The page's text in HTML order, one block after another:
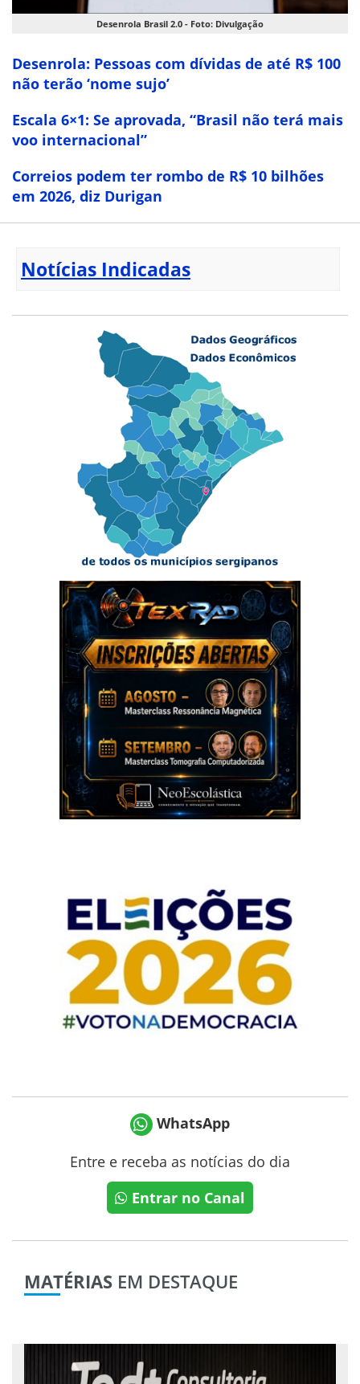
Desenrola Brasil 2.0 - Foto: Divulgação
Desenrola: Pessoas com dívidas de até R$ 100
não terão ‘nome sujo’
Escala 6×1: Se aprovada, “Brasil não terá mais
voo internacional”
Correios podem ter rombo de R$ 10 bilhões
em 2026, diz Durigan
Notícias Indicadas
WhatsApp
Entre e receba as notícias do dia
Entrar no Canal
MATÉRIAS EM DESTAQUE